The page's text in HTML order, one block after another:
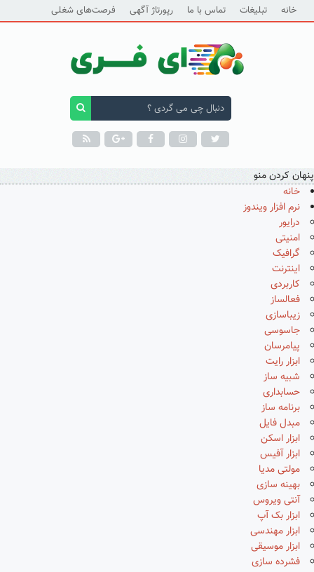
خانه تبلیغات تماس با ما رپورتاژ آگهی فرصت‌های شغلی
پنهان کردن منو
خانه
نرم افزار ویندوز
درایور
امنیتی
گرافیک
اینترنت
کاربردی
فعالساز
زیباسازی
جاسوسی
پیامرسان
ابزار رایت
شبیه ساز
حسابداری
برنامه ساز
مبدل فایل
ابزار اسکن
ابزار آفیس
مولتی مدیا
بهینه سازی
آنتی ویروس
ابزار بک آپ
ابزار مهندسی
ابزار موسیقی
فشرده سازی